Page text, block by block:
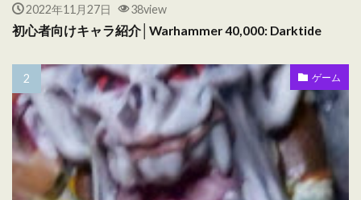
2022年11月27日 38view
初心者向けキャラ紹介│Warhammer 40,000: Darktide
ゲーム